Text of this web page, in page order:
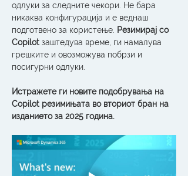
одлуки за следните чекори. Не бара
никаква конфигурација и е веднаш
подготвено за користење. Резимирај со
Copilot заштедува време, ги намалува
грешките и овозможува побрзи и
посигурни одлуки.
Истражете ги новите подобрувања на
Copilot резимињата во вториот бран на
изданието за 2025 година.